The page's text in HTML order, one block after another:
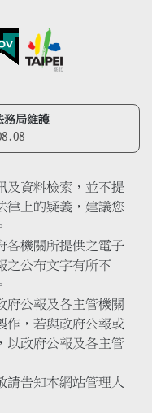
務局維護
及資料檢索，並不提
律上的疑義，建議您
各機關所提供之電子
之公布文字有所不
府公報及各主管機關
作，若與政府公報或
以政府公報及各主管
請告知本網站管理人